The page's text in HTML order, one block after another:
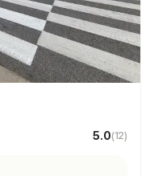
5.0(12)